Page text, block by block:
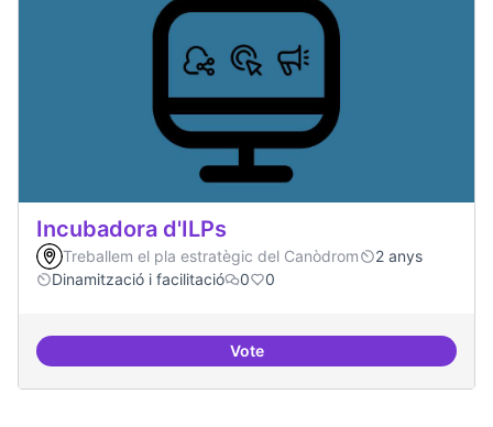
Incubadora d'ILPs
Treballem el pla estratègic del Canòdrom
2 anys
Dinamització i facilitació
0 0
VoteIncubadora d'ILPs